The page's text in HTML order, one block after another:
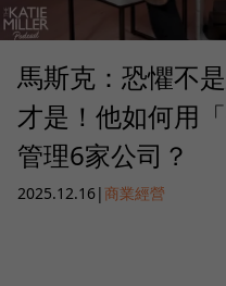
馬斯克：恐懼不
才是！他如何用
管理6家公司？
2025.12.16|商業經營